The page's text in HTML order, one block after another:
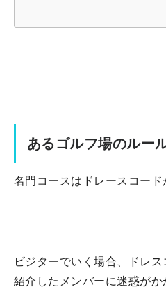
あるゴルフ場のルー
名門コースはドレースコード
ビジターでいく場合、ドレ
紹介したメンバーに迷惑がか